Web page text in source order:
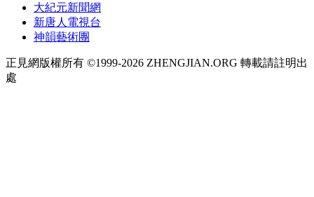
大紀元新聞網
新唐人電視台
神韻藝術團
正見網版權所有 ©1999-2026 ZHENGJIAN.ORG 轉載請註明出
處